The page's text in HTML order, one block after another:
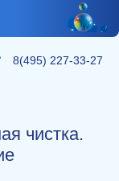
8(495) 227-33-27
чистка.